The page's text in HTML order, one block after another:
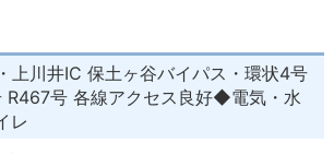
上川井IC 保土ヶ谷バイパス・環状4号
R467号 各線アクセス良好◆電気・水
レ